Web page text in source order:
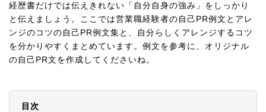
経歴書だけでは伝えきれない「自分自身の強み」をしっかり
と伝えましょう。ここでは営業職経験者の自己PR例文とアレ
ンジのコツの自己PR例文集と、自分らしくアレンジするコツ
を分かりやすくまとめています。例文を参考に、オリジナル
の自己PR文を作成してくださいね。
目次